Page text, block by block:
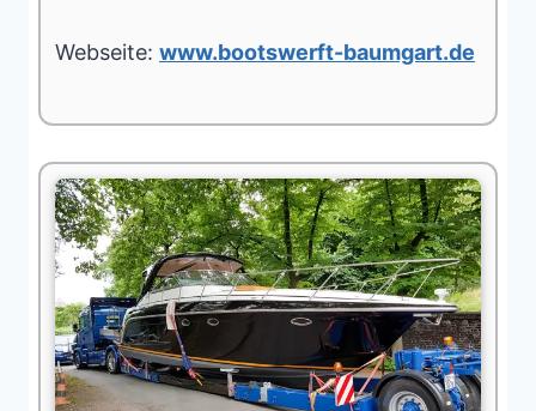
Webseite: www.bootswerft-baumgart.de